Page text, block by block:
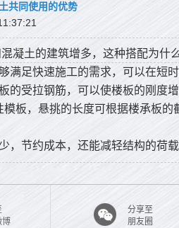
共同使用的优势
凝土的建筑增多，这种搭配为什
满足快速施工的需求，可以在短
的受拉钢筋，可以使楼板的刚度
模板，悬挑的长度可根据楼承板
，节约成本，还能减轻结构的荷
博
分享至
朋友圈